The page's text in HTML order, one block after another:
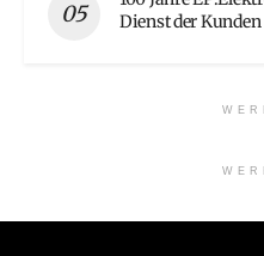
Dienst der Kunden